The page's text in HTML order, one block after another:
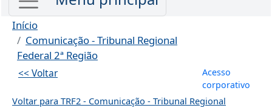
Início
Comunicação - Tribunal Regional
Federal 2ª Região
<< Voltar Menu de
Acesso
corporativo
Voltar para TRF2 - Comunicação - Tribunal Regional